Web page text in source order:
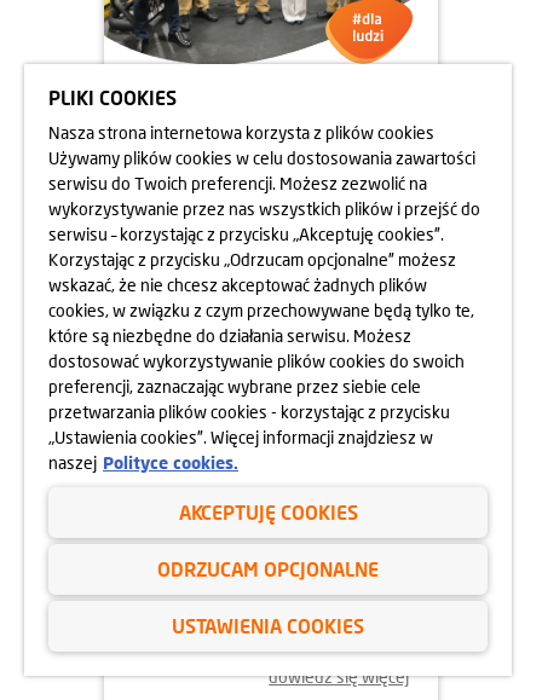
05.06.2025
DBAMY O FORMĘ STRAŻAKÓW
dowiedz się więcej
02.06.2025
ODYSEJA UMYSŁU 2025
dowiedz się więcej
PLIKI COOKIES
Nasza strona internetowa korzysta z plików cookies
Używamy plików cookies w celu dostosowania zawartości
serwisu do Twoich preferencji. Możesz zezwolić na
wykorzystywanie przez nas wszystkich plików i przejść do
serwisu – korzystając z przycisku „Akceptuję cookies”.
Korzystając z przycisku „Odrzucam opcjonalne” możesz
wskazać, że nie chcesz akceptować żadnych plików
cookies, w związku z czym przechowywane będą tylko te,
które są niezbędne do działania serwisu. Możesz
dostosować wykorzystywanie plików cookies do swoich
preferencji, zaznaczając wybrane przez siebie cele
przetwarzania plików cookies - korzystając z przycisku
„Ustawienia cookies”. Więcej informacji znajdziesz w
naszej Polityce cookies.
AKCEPTUJĘ COOKIES
ODRZUCAM OPCJONALNE
USTAWIENIA COOKIES